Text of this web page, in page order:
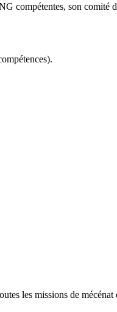
compétentes, son comité
les missions de